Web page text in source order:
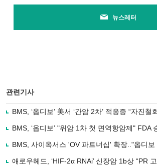
뉴스레터
관련기사
BMS, ‘옵디보’ 美서 ‘간암 2차’ 적응증 “자진철
BMS, ‘옵디보’ "위암 1차 첫 면역항암제" FDA
BMS, 사이옥서스 'OV 파트너십' 확장.."옵디보
애로우헤드, ‘HIF-2α RNAi’ 신장암 1b상 “PR